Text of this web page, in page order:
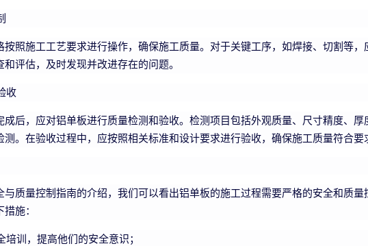
按照施工工艺要求进行操作，确保施工质量。对于关键工序，如焊接、切割等
评估，及时发现并改进存在的问题。
收
成后，应对铝单板进行质量检测和验收。检测项目包括外观质量、尺寸精度、
测。在验收过程中，应按照相关标准和设计要求进行验收，确保施工质量符合要
质量控制指南的介绍，我们可以看出铝单板的施工过程需要严格的安全和质量
施：
培训，提高他们的安全意识；